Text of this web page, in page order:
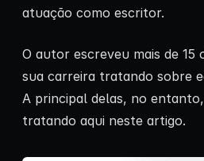
atuação como escritor.
O autor escreveu mais de 15
sua carreira tratando sobre
A principal delas, no
tratando aqui neste artigo.